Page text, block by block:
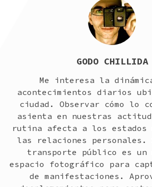
GODO CHILLIDA
Me interesa la
acontecimientos diarios
ciudad. Observar cómo lo
asienta en nuestras
rutina afecta a los estados
las relaciones personales.
transporte público es un
espacio fotográfico para
de manifestaciones.